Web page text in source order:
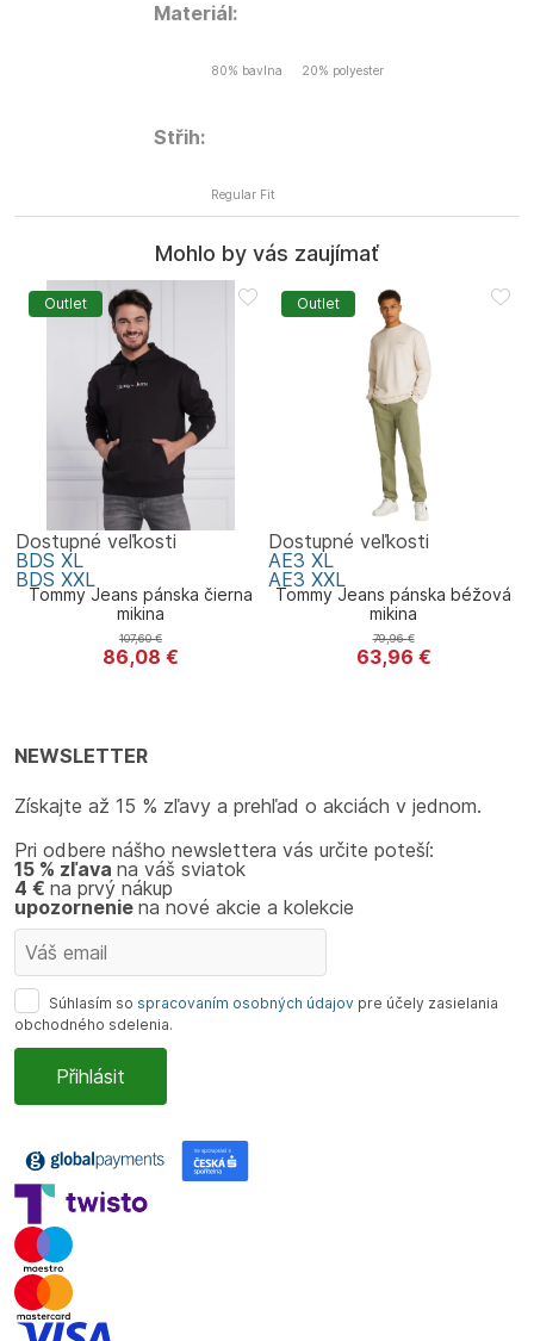
Materiál:
80% bavlna 20% polyester
Střih:
Regular Fit
Mohlo by vás zaujímať
Outlet
Tommy Jeans pánska čierna
mikina
Tommy Jeans
86,08 €
107,60€
Dostupné veľkosti
BDS XL
BDS XXL
Outlet
Tommy Jeans pánska béžová
mikina
Tommy Jeans
63,96 €
79,96€
Dostupné veľkosti
AE3 XL
AE3 XXL
NEWSLETTER
Získajte až 15 % zľavy a prehľad o akciách v jednom.
Pri odbere nášho newslettera vás určite poteší:
15 % zľava na váš sviatok
4 € na prvý nákup
upozornenie na nové akcie a kolekcie
Súhlasím so spracovaním osobných údajov pre účely zasielania
obchodného sdelenia.